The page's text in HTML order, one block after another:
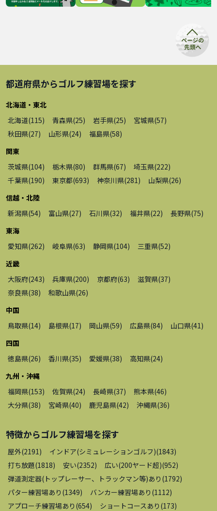
都道府県からゴルフ練習場を探す
北海道・東北
北海道(115) 青森県(25) 岩手県(25) 宮城県(57)
秋田県(27) 山形県(24) 福島県(58)
関東
茨城県(104) 栃木県(80) 群馬県(67) 埼玉県(222)
千葉県(190) 東京都(693) 神奈川県(281 ) 山梨県(26)
信越・北陸
新潟県(54) 富山県(27) 石川県(32) 福井県(22) 長野県(75)
東海
愛知県(262) 岐阜県(63) 静岡県(104) 三重県(52)
近畿
大阪府(243) 兵庫県(200) 京都府(63) 滋賀県(37)
奈良県(38) 和歌山県(26)
中国
鳥取県(14) 島根県(17) 岡山県(59) 広島県(84) 山口県(41 )
四国
徳島県(26) 香川県(35) 愛媛県(38) 高知県(24)
九州・沖縄
福岡県(153) 佐賀県(24) 長崎県(37) 熊本県(46)
大分県(38) 宮崎県(40) 鹿児島県(42) 沖縄県(36)
特徴からゴルフ練習場を探す
屋外(2191 ) インドア(シミュレーションゴルフ)(1843)
打ち放題(1818) 安い(2352) 広い(200ヤード超)(952)
弾道測定器(トップレーサー、トラックマン等)あり (1792)
パター練習場あり (1349) バンカー練習場あり (1112)
アプローチ練習場あり (654) ショートコースあり (173)